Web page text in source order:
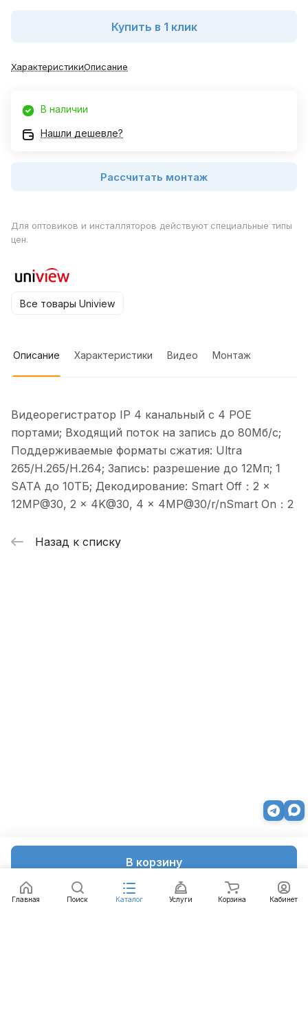
В корзину
Купить в 1 клик
ХарактеристикиОписание
В наличии
Нашли дешевле?
Рассчитать монтаж
Для оптовиков и инсталляторов действуют специальные типы
цен.
Все товары Uniview
Описание Характеристики Видео Монтаж
Видеорегистратор IP 4 канальный с 4 POE
портами; Входящий поток на запись до 80Мб/с;
Поддерживаемые форматы сжатия: Ultra
265/H.265/H.264; Запись: разрешение до 12Мп; 1
SATA до 10ТБ; Декодирование: Smart Off：2 x
12MP@30, 2 x 4K@30, 4 x 4MP@30/r/nSmart On：2
Назад к списку
Главная Поиск Каталог Услуги Корзина Кабинет